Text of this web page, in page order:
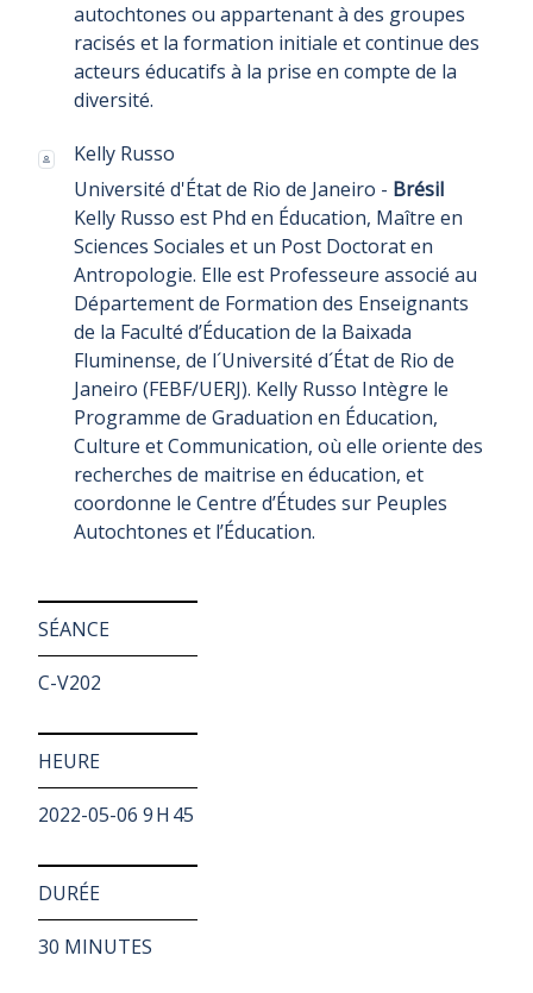
autochtones ou appartenant à des groupes
racisés et la formation initiale et continue des
acteurs éducatifs à la prise en compte de la
diversité.
Kelly Russo
Université d'État de Rio de Janeiro - Brésil
Kelly Russo est Phd en Éducation, Maître en
Sciences Sociales et un Post Doctorat en
Antropologie. Elle est Professeure associé au
Département de Formation des Enseignants
de la Faculté d’Éducation de la Baixada
Fluminense, de l´Université d´État de Rio de
Janeiro (FEBF/UERJ). Kelly Russo Intègre le
Programme de Graduation en Éducation,
Culture et Communication, où elle oriente des
recherches de maitrise en éducation, et
coordonne le Centre d’Études sur Peuples
Autochtones et l’Éducation.
SÉANCE
C-V202
HEURE
2022-05-06 9 H 45
DURÉE
30 MINUTES